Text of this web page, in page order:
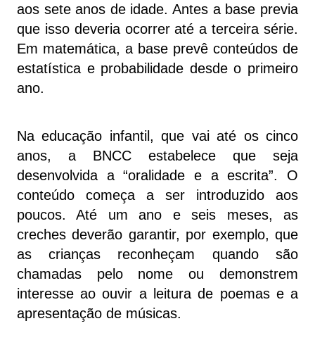
aos sete anos de idade. Antes a base previa
que isso deveria ocorrer até a terceira série.
Em matemática, a base prevê conteúdos de
estatística e probabilidade desde o primeiro
ano.
Na educação infantil, que vai até os cinco
anos, a BNCC estabelece que seja
desenvolvida a “oralidade e a escrita”. O
conteúdo começa a ser introduzido aos
poucos. Até um ano e seis meses, as
creches deverão garantir, por exemplo, que
as crianças reconheçam quando são
chamadas pelo nome ou demonstrem
interesse ao ouvir a leitura de poemas e a
apresentação de músicas.